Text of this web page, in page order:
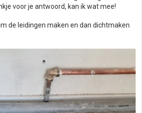
voor je antwoord, kan ik wat mee!
de leidingen maken en dan dichtmaken